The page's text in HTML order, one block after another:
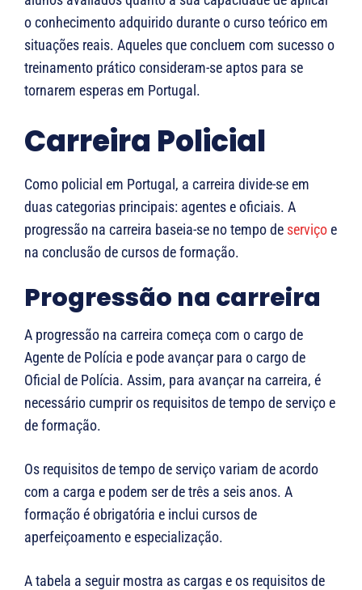
o conhecimento adquirido durante o curso teórico em
situações reais. Aqueles que concluem com sucesso o
treinamento prático consideram-se aptos para se
tornarem esperas em Portugal.
Carreira Policial
Como policial em Portugal, a carreira divide-se em
duas categorias principais: agentes e oficiais. A
progressão na carreira baseia-se no tempo de serviçoe
na conclusão de cursos de formação.
Progressão na carreira
A progressão na carreira começa com o cargo de
Agente de Polícia e pode avançar para o cargo de
Oficial de Polícia. Assim, para avançar na carreira, é
necessário cumprir os requisitos de tempo de serviço e
de formação.
Os requisitos de tempo de serviço variam de acordo
com a carga e podem ser de três a seis anos. A
formação é obrigatória e inclui cursos de
aperfeiçoamento e especialização.
A tabela a seguir mostra as cargas e os requisitos de